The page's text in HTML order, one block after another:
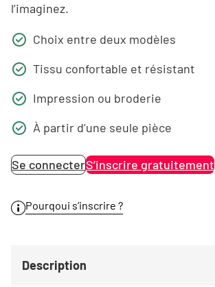
l’imaginez.
Choix entre deux modèles
Tissu confortable et résistant
Impression ou broderie
À partir d’une seule pièce
Se connecterS’inscrire gratuitement
Pourqoui s’inscrire ?
Description